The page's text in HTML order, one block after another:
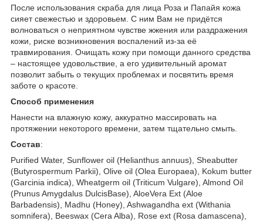
После использования скраба для лица Роза и Папайя кожа
сияет свежестью и здоровьем. С ним Вам не придётся
волноваться о неприятном чувстве жжения или раздражения
кожи, риске возникновения воспалений из-за её
травмирования. Очищать кожу при помощи данного средства
– настоящее удовольствие, а его удивительный аромат
позволит забыть о текущих проблемах и посвятить время
заботе о красоте.
Способ применения
Нанести на влажную кожу, аккуратно массировать на
протяжении некоторого времени, затем тщательно смыть.
Состав:
Purified Water, Sunflower oil (Helianthus annuus), Sheabutter
(Butyrospermum Parkii), Olive oil (Olea Europaea), Kokum butter
(Garcinia indica), Wheatgerm oil (Triticum Vulgare), Almond Oil
(Prunus Amygdalus DulcisBase), AloeVera Ext (Aloe
Barbadensis), Madhu (Honey), Ashwagandha ext (Withania
somnifera), Beeswax (Cera Alba), Rose ext (Rosa damascena),